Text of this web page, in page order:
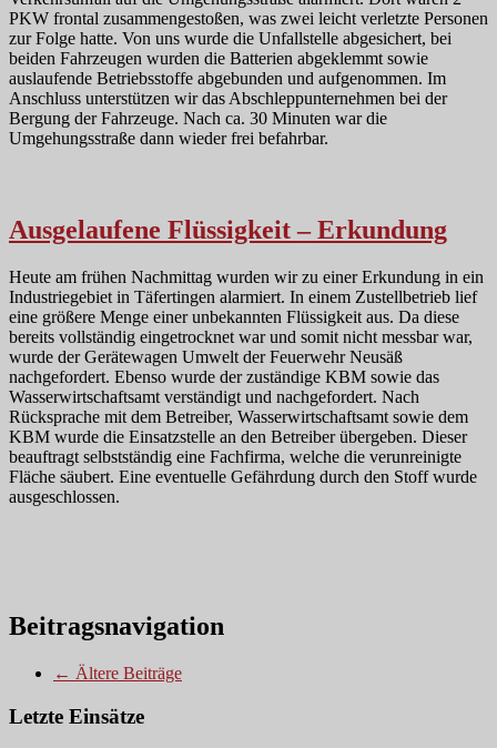
PKW frontal zusammengestoßen, was zwei leicht verletzte Personen
zur Folge hatte. Von uns wurde die Unfallstelle abgesichert, bei
beiden Fahrzeugen wurden die Batterien abgeklemmt sowie
auslaufende Betriebsstoffe abgebunden und aufgenommen. Im
Anschluss unterstützen wir das Abschleppunternehmen bei der
Bergung der Fahrzeuge. Nach ca. 30 Minuten war die
Umgehungsstraße dann wieder frei befahrbar.
Ausgelaufene Flüssigkeit – Erkundung
Heute am frühen Nachmittag wurden wir zu einer Erkundung in ein
Industriegebiet in Täfertingen alarmiert. In einem Zustellbetrieb lief
eine größere Menge einer unbekannten Flüssigkeit aus. Da diese
bereits vollständig eingetrocknet war und somit nicht messbar war,
wurde der Gerätewagen Umwelt der Feuerwehr Neusäß
nachgefordert. Ebenso wurde der zuständige KBM sowie das
Wasserwirtschaftsamt verständigt und nachgefordert. Nach
Rücksprache mit dem Betreiber, Wasserwirtschaftsamt sowie dem
KBM wurde die Einsatzstelle an den Betreiber übergeben. Dieser
beauftragt selbstständig eine Fachfirma, welche die verunreinigte
Fläche säubert. Eine eventuelle Gefährdung durch den Stoff wurde
ausgeschlossen.
Beitragsnavigation
← Ältere Beiträge
Letzte Einsätze